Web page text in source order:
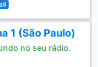
1 (São Paulo)
no seu rádio.